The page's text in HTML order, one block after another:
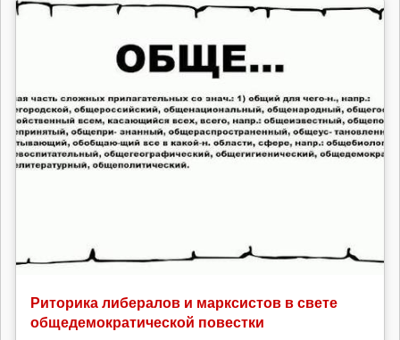
Риторика либералов и марксистов в свете
общедемократической повестки